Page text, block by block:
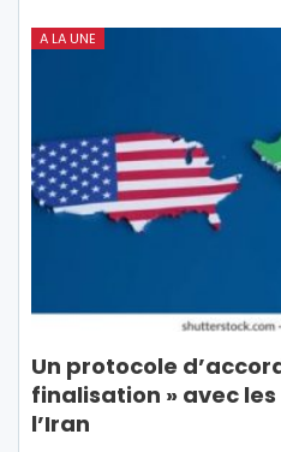
A LA UNE
Un protocole
finalisation » avec
l’Iran